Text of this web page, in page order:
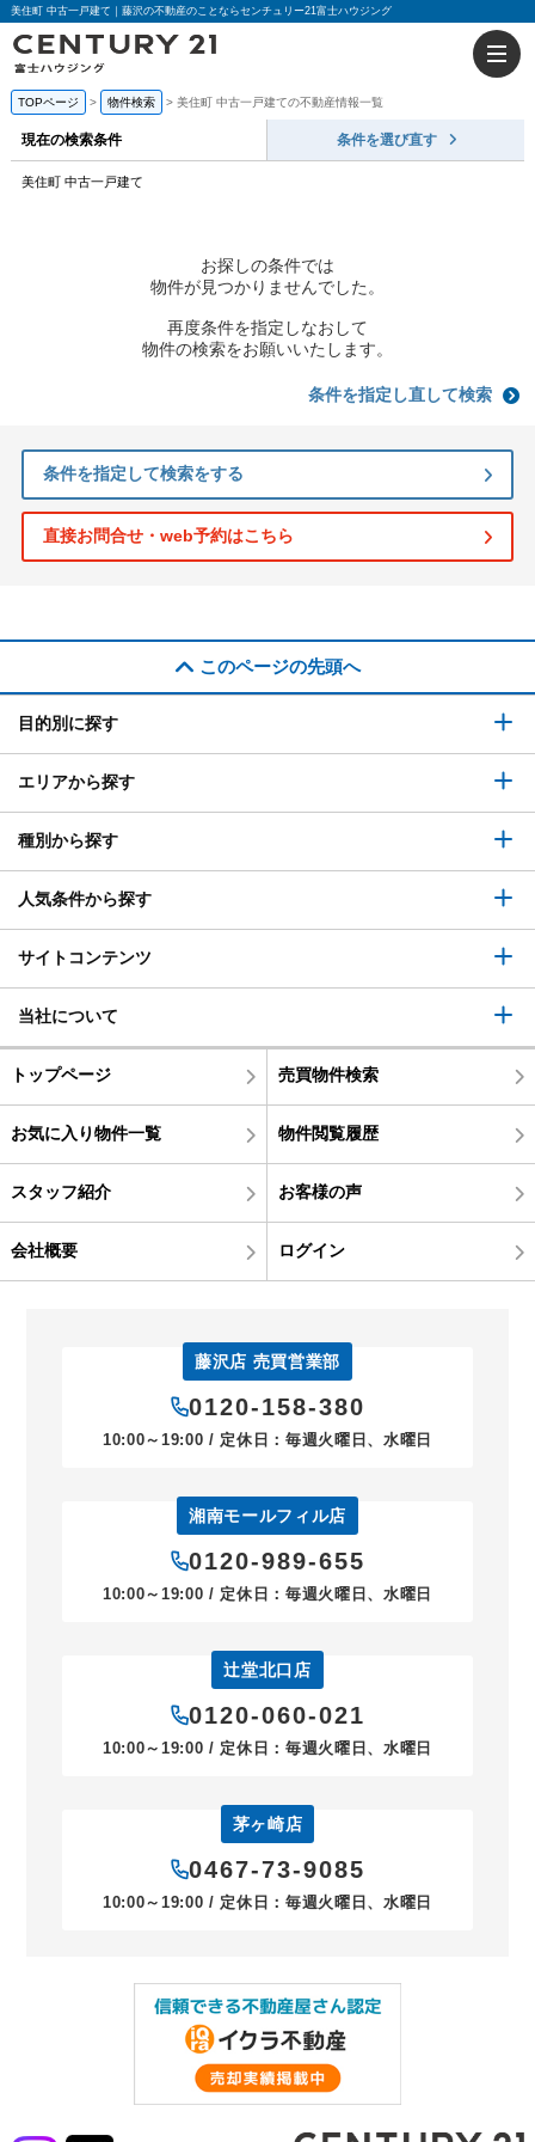
美住町 中古一戸建て｜藤沢の不動産のことならセンチュリー21富士ハウジング
TOPページ 物件検索 美住町 中古一戸建ての不動産情報一覧
現在の検索条件 条件を選び直す
美住町 中古一戸建て
お探しの条件では
物件が見つかりませんでした。
再度条件を指定しなおして
物件の検索をお願いいたします。
条件を指定し直して検索
条件を指定して検索をする
直接お問合せ・web予約はこちら
このページの先頭へ
目的別に探す
エリアから探す
種別から探す
人気条件から探す
サイトコンテンツ
当社について
トップページ 売買物件検索
お気に入り物件一覧 物件閲覧履歴
スタッフ紹介 お客様の声
会社概要 ログイン
藤沢店 売買営業部
0120-158-380
10:00～19:00 / 定休日：毎週火曜日、水曜日
湘南モールフィル店
0120-989-655
10:00～19:00 / 定休日：毎週火曜日、水曜日
辻堂北口店
0120-060-021
10:00～19:00 / 定休日：毎週火曜日、水曜日
茅ヶ崎店
0467-73-9085
10:00～19:00 / 定休日：毎週火曜日、水曜日